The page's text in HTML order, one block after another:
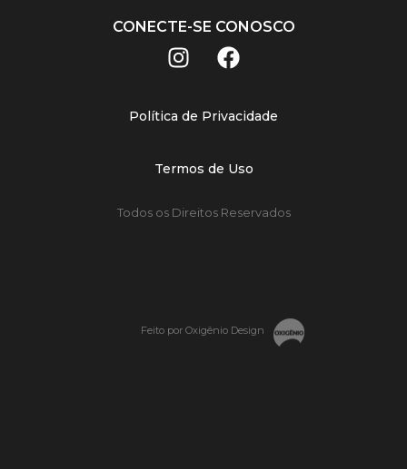
CONECTE-SE CONOSCO
Política de Privacidade
Termos de Uso
Todos os Direitos Reservados
Feito por Oxigênio Design